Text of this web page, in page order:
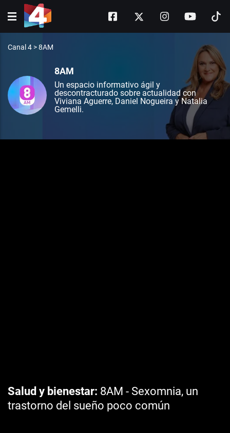
Canal 4 >8AM
8AM
Un espacio informativo ágil y
descontracturado sobre actualidad con
Viviana Aguerre, Daniel Nogueira y Natalia
Gemelli.
Salud y bienestar 8AM - Sexomnia, un
trastorno del sueño poco común